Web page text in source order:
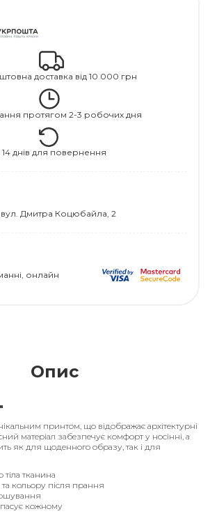
доставка від 10 000 грн
протягом 2-3 робочих дня
14 днів для повернення
вул. Дмитра Коцюбайла, 2
онлайн
Опис
принтом, що відображає архітектурні
матеріал забезпечує комфорт у носінні, а
як для щоденного образу, так і для
тканина
кольору після прання
кожному